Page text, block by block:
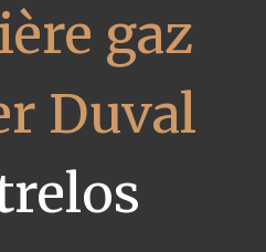
gaz
Duval